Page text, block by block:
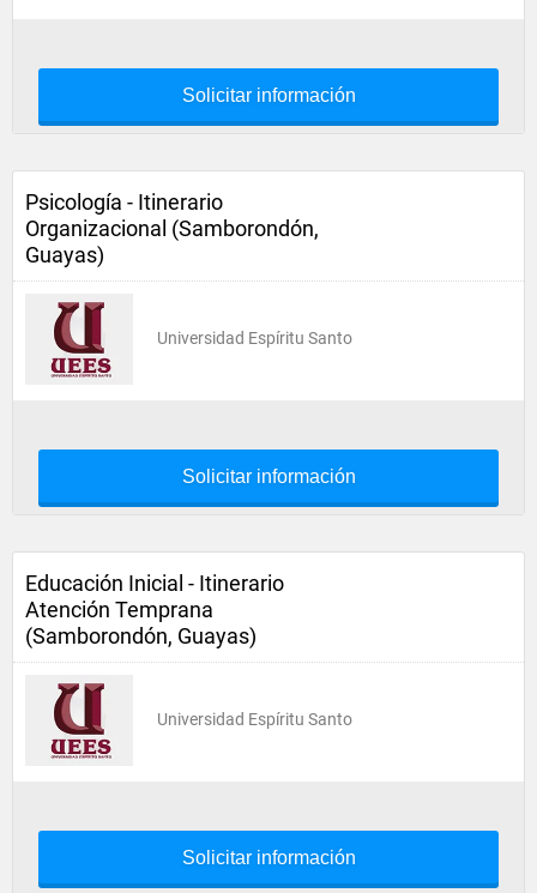
Solicitar información
Psicología - Itinerario
Organizacional (Samborondón,
Guayas)
Universidad Espíritu Santo
Solicitar información
Educación Inicial - Itinerario
Atención Temprana
(Samborondón, Guayas)
Universidad Espíritu Santo
Solicitar información